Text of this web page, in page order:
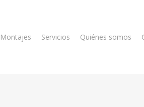
Montajes Servicios Quiénes somos